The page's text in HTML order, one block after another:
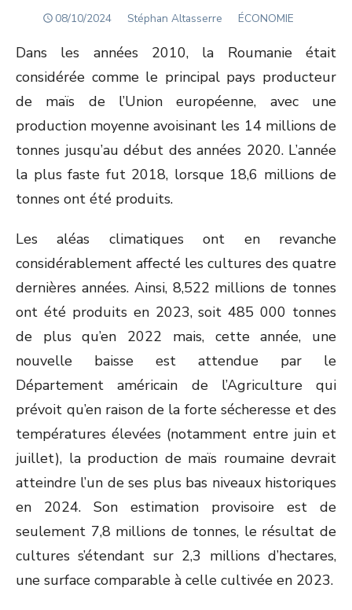
POSTED
08/10/2024 Author
Stéphan Altasserre ÉCONOMIE
Dans les années 2010, la Roumanie était
considérée comme le principal pays producteur
de maïs de l’Union européenne, avec une
production moyenne avoisinant les 14 millions de
tonnes jusqu’au début des années 2020. L’année
la plus faste fut 2018, lorsque 18,6 millions de
tonnes ont été produits.
Les aléas climatiques ont en revanche
considérablement affecté les cultures des quatre
dernières années. Ainsi, 8,522 millions de tonnes
ont été produits en 2023, soit 485 000 tonnes
de plus qu’en 2022 mais, cette année, une
nouvelle baisse est attendue par le
Département américain de l’Agriculture qui
prévoit qu’en raison de la forte sécheresse et des
températures élevées (notamment entre juin et
juillet), la production de maïs roumaine devrait
atteindre l’un de ses plus bas niveaux historiques
en 2024. Son estimation provisoire est de
seulement 7,8 millions de tonnes, le résultat de
cultures s’étendant sur 2,3 millions d’hectares,
une surface comparable à celle cultivée en 2023.